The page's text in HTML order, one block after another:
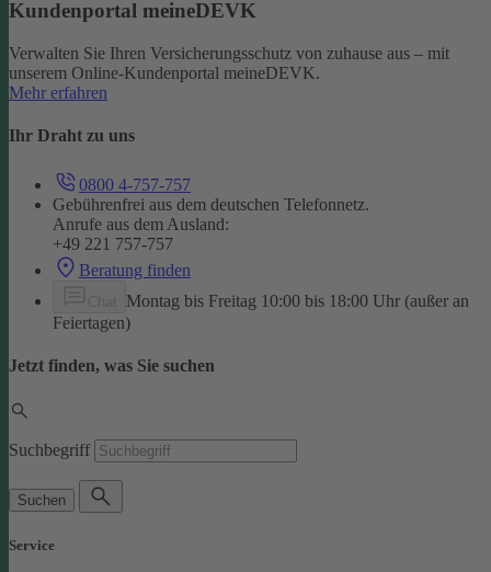
Kundenportal meineDEVK
Verwalten Sie Ihren Versicherungsschutz von zuhause aus – mit
unserem Online-Kundenportal meineDEVK.
Mehr erfahren
Ihr Draht zu uns
0800 4-757-757
Gebührenfrei aus dem deutschen Telefonnetz.
Anrufe aus dem Ausland:
+49 221 757-757
Beratung finden
Montag bis Freitag 10:00 bis 18:00 Uhr (außer an
Feiertagen)
Jetzt finden, was Sie suchen
Suchbegriff
Suchen
Service